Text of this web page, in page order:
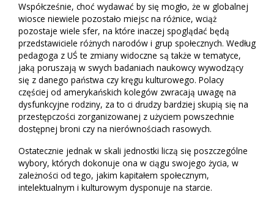
Współcześnie, choć wydawać by się mogło, że w globalnej
wiosce niewiele pozostało miejsc na różnice, wciąż
pozostaje wiele sfer, na które inaczej spoglądać będą
przedstawiciele różnych narodów i grup społecznych. Według
pedagoga z UŚ te zmiany widoczne są także w tematyce,
jaką poruszają w swych badaniach naukowcy wywodzący
się z danego państwa czy kręgu kulturowego. Polacy
częściej od amerykańskich kolegów zwracają uwagę na
dysfunkcyjne rodziny, za to ci drudzy bardziej skupią się na
przestępczości zorganizowanej z użyciem powszechnie
dostępnej broni czy na nierównościach rasowych.
Ostatecznie jednak w skali jednostki liczą się poszczególne
wybory, których dokonuje ona w ciągu swojego życia, w
zależności od tego, jakim kapitałem społecznym,
intelektualnym i kulturowym dysponuje na starcie.